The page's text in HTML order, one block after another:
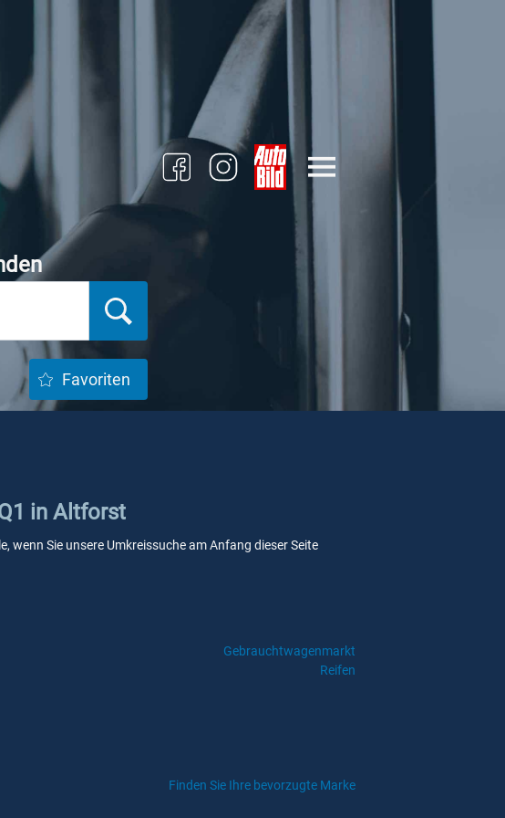
Favoriten
in Altforst
wenn Sie unsere Umkreissuche am Anfang dieser Seite
Gebrauchtwagenmarkt
Reifen
Finden Sie Ihre bevorzugte Marke